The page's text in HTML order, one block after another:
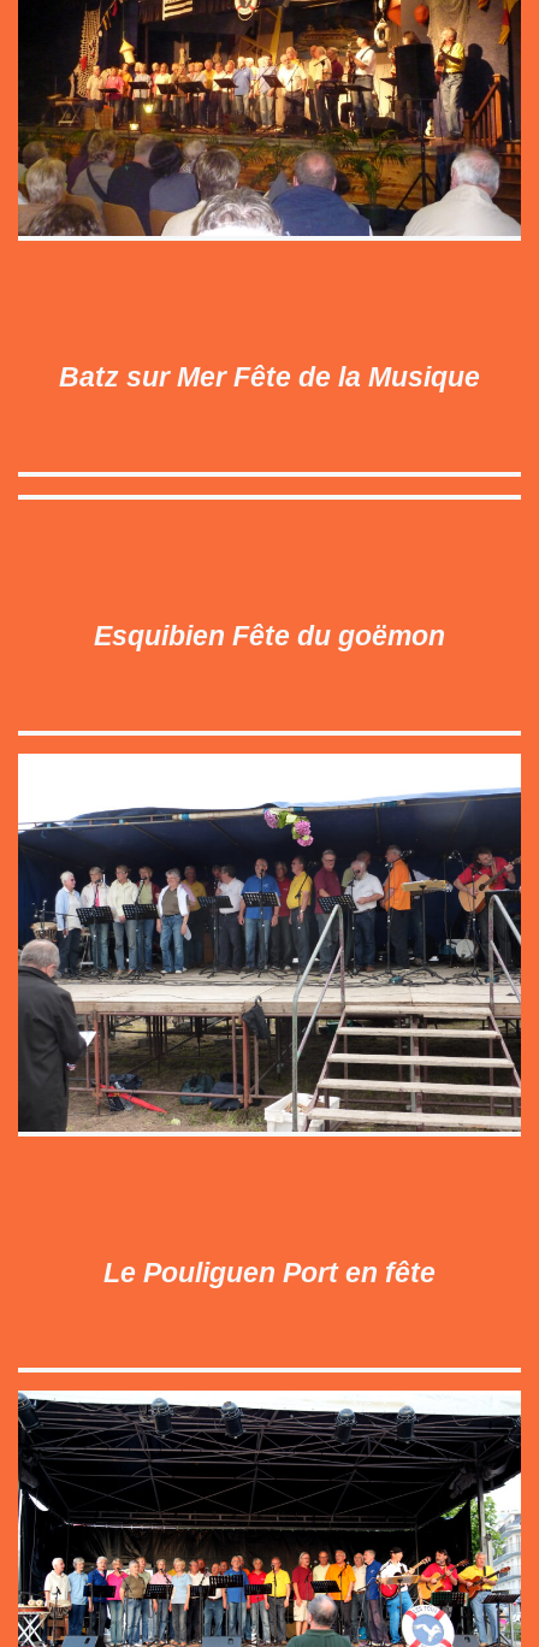
Batz sur Mer Fête de la Musique
Esquibien Fête du goëmon
Le Pouliguen Port en fête